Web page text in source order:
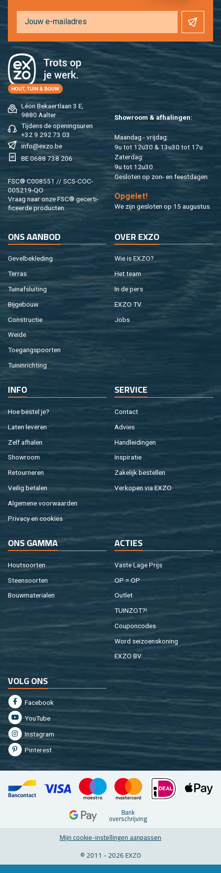
Léon Be­kaert­laan 3 E,
9880 Aal­ter
Tij­dens de ope­nings­uren
+32 9 292 73 03
info@​exzo.​be
BE 0688 738 206
FSC® C008551 // SCS-COC-
005219-QO
Vraag naar onze FSC® ge­cer­ti­
fi­ceer­de pro­duc­ten.
Show­room & af­ha­lin­gen:
Maan­dag - vrij­dag:
9u tot 12u30 & 13u30 tot 17u
Za­ter­dag:
9u tot 12u30
Ge­slo­ten op zon- en feest­da­gen
Op­ge­let!
We zijn ge­slo­ten op 15 au­gus­tus.
ONS AAN­BOD
Ge­vel­be­kle­ding
Ter­ras
Tuin­af­slui­ting
Bij­ge­bouw
Con­struc­tie
Weide
Toe­gangs­poor­ten
Tuin­in­rich­ting
OVER EXZO
Wie is EXZO?
Het team
In de pers
EXZO TV
Jobs
INFO
Hoe be­stel je?
Laten le­ve­ren
Zelf af­ha­len
Show­room
Re­tour­ne­ren
Vei­lig be­ta­len
Al­ge­me­ne voor­waar­den
Pri­va­cy en coo­kies
SER­VI­CE
Con­tact
Ad­vies
Hand­lei­din­gen
In­spi­ra­tie
Za­ke­lijk be­stel­len
Ver­ko­pen via EXZO
ONS GAMMA
Hout­soor­ten
Steen­soor­ten
Bouw­ma­te­ri­a­len
AC­TIES
Vaste Lage Prijs
OP = OP
Out­let
TUIN­ZOT?!
Cou­pon­co­des
Word sei­zoens­ko­ning
EXZO BV
VOLG ONS
Fa­cebook
You­Tu­be
In­st­agram
Pin­te­rest
Bank
over­schrij­ving
Mijn coo­kie-in­stel­lin­gen aan­pas­sen
© 2011 - 2026 EXZO